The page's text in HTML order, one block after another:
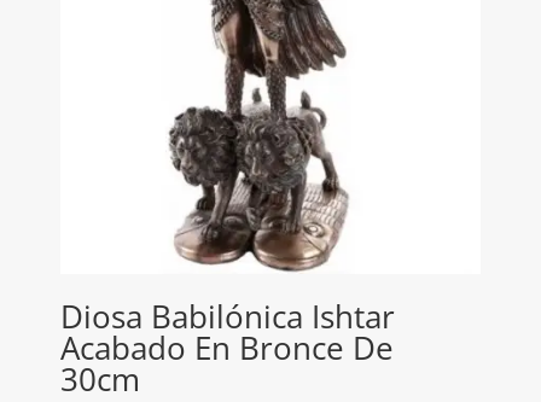
Diosa Babilónica Ishtar
Acabado En Bronce De
30cm